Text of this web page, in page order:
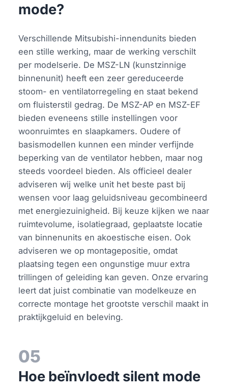
mode?
Verschillende Mitsubishi-innendunits bieden
een stille werking, maar de werking verschilt
per modelserie. De MSZ-LN (kunstzinnige
binnenunit) heeft een zeer gereduceerde
stoom- en ventilatorregeling en staat bekend
om fluisterstil gedrag. De MSZ-AP en MSZ-EF
bieden eveneens stille instellingen voor
woonruimtes en slaapkamers. Oudere of
basismodellen kunnen een minder verfijnde
beperking van de ventilator hebben, maar nog
steeds voordeel bieden. Als officieel dealer
adviseren wij welke unit het beste past bij
wensen voor laag geluidsniveau gecombineerd
met energiezuinigheid. Bij keuze kijken we naar
ruimtevolume, isolatiegraad, geplaatste locatie
van binnenunits en akoestische eisen. Ook
adviseren we op montagepositie, omdat
plaatsing tegen een ongunstige muur extra
trillingen of geleiding kan geven. Onze ervaring
leert dat juist combinatie van modelkeuze en
correcte montage het grootste verschil maakt in
praktijkgeluid en beleving.
05
Hoe beïnvloedt silent mode